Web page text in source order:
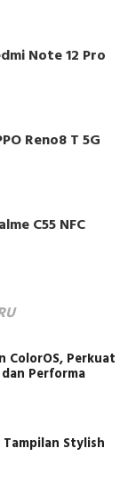
Note 12 Pro
Reno8 T 5G
C55 NFC
ColorOS, Perkuat
Performa
Stylish